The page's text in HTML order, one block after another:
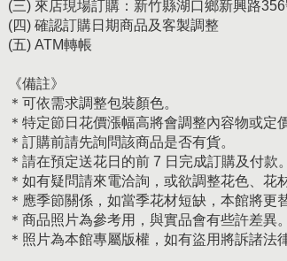
(三) 來店現場訂購：新竹縣湖口鄉新興路356
(四) 確認訂購日期商品及客製調整
(五) ATM轉帳
《備註》
＊可依需求調整包裝顏色。
＊特定節日花價漲幅高將會調整內容物或定價
＊訂購前請先詢問該商品是否有貨。
＊請在預定送花日的前 7 日完成訂購及付款。
＊如有疑問請來電洽詢，或欲調整花色、花
＊應季節關係，如當季花材短缺，本館將更
＊商品照片為參考用，與實品會有些許差異。
＊照片為本館專屬版權，如有盜用將訴諸法